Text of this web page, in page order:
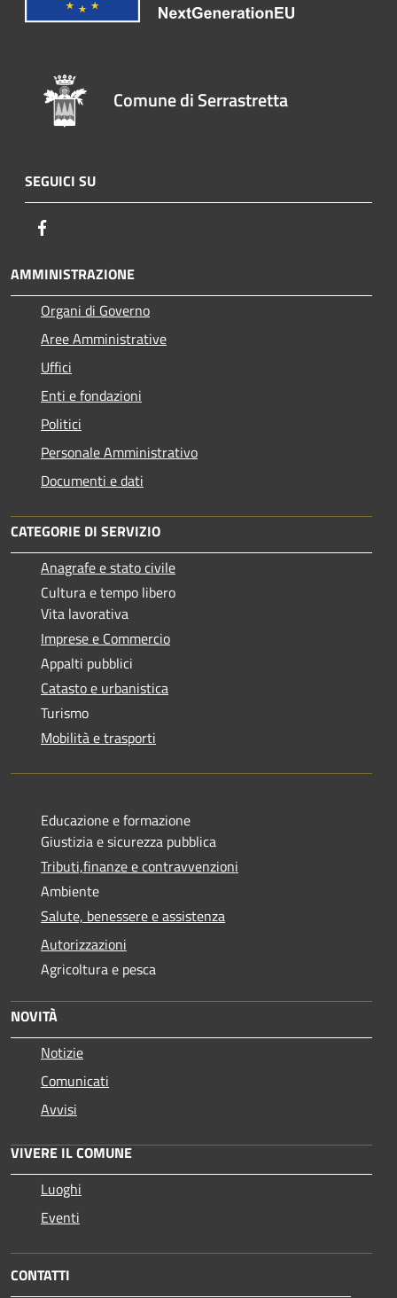
Comune di Serrastretta
SEGUICI SU
AMMINISTRAZIONE
Organi di Governo
Aree Amministrative
Uffici
Enti e fondazioni
Politici
Personale Amministrativo
Documenti e dati
CATEGORIE DI SERVIZIO
Anagrafe e stato civile
Cultura e tempo libero
Vita lavorativa
Imprese e Commercio
Appalti pubblici
Catasto e urbanistica
Turismo
Mobilità e trasporti
Educazione e formazione
Giustizia e sicurezza pubblica
Tributi,finanze e contravvenzioni
Ambiente
Salute, benessere e assistenza
Autorizzazioni
Agricoltura e pesca
NOVITÀ
Notizie
Comunicati
Avvisi
VIVERE IL COMUNE
Luoghi
Eventi
CONTATTI